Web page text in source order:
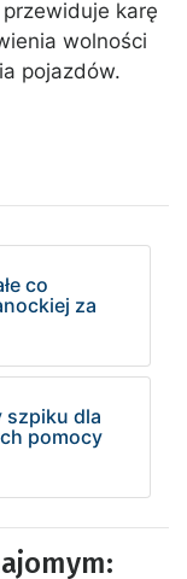
karę
wolności
pojazdów.
co
za
szpiku dla
pomocy